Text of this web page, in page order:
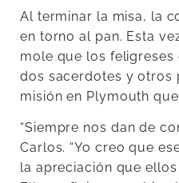
Al terminar la misa, la
en torno al pan. Esta
mole que los feligreses
dos sacerdotes y otros
misión en Plymouth
“Siempre nos dan de
Carlos. “Yo creo que
la apreciación que